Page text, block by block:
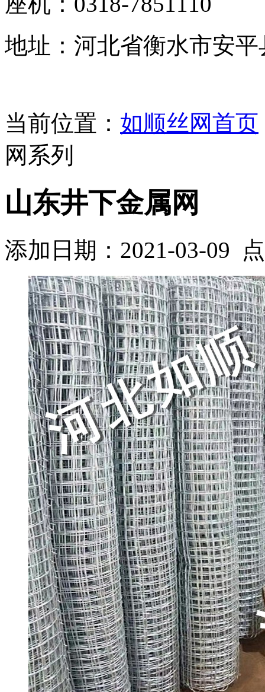
地址：河北省衡水市安
当前位置： 如顺丝网首页
网系列
山东井下金属网
添加日期：2021-03-09